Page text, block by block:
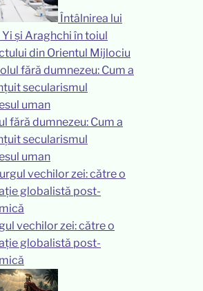
Întâlnirea lui
și Araghchi în toiul
din Orientul Mijlociu
fără dumnezeu: Cum a
secularismul
uman
vechilor zei: către o
globalistă post-